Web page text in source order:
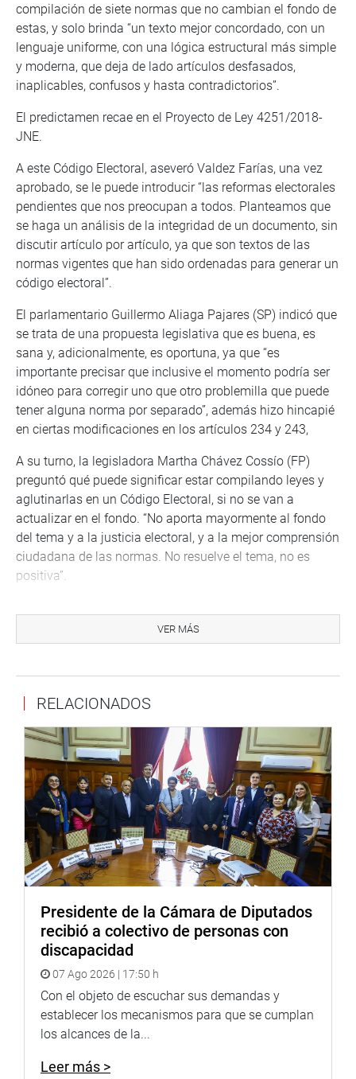
compilación de siete normas que no cambian el fondo de
estas, y solo brinda “un texto mejor concordado, con un
lenguaje uniforme, con una lógica estructural más simple
y moderna, que deja de lado artículos desfasados,
inaplicables, confusos y hasta contradictorios”.
El predictamen recae en el Proyecto de Ley 4251/2018-
JNE.
A este Código Electoral, aseveró Valdez Farías, una vez
aprobado, se le puede introducir “las reformas electorales
pendientes que nos preocupan a todos. Planteamos que
se haga un análisis de la integridad de un documento, sin
discutir artículo por artículo, ya que son textos de las
normas vigentes que han sido ordenadas para generar un
código electoral”.
El parlamentario Guillermo Aliaga Pajares (SP) indicó que
se trata de una propuesta legislativa que es buena, es
sana y, adicionalmente, es oportuna, ya que “es
importante precisar que inclusive el momento podría ser
idóneo para corregir uno que otro problemilla que puede
tener alguna norma por separado”, además hizo hincapié
en ciertas modificaciones en los artículos 234 y 243,
A su turno, la legisladora Martha Chávez Cossío (FP)
preguntó qué puede significar estar compilando leyes y
aglutinarlas en un Código Electoral, si no se van a
actualizar en el fondo. “No aporta mayormente al fondo
del tema y a la justicia electoral, y a la mejor comprensión
ciudadana de las normas. No resuelve el tema, no es
positiva”.
propuesta de la presidencia de que el texto sustitutorio se
entregará mañana por la mañana y se citaría a los
no participaría.
A su vez, el congresista Isaías Pineda Santos (Frepap)
estuvo de acuerdo en que esta iniciativa va a facilitar una
interpretación y la aplicación homogénea de la ley,
además de “descentralizar una justicia electoral sobre la
base de jurados que actúen de manera permanente”,
también propuso algunos cambios en el artículo 64 ,126 y
106.
Por su parte, Alcides Rayme Marín (Frepap) propuso a la
6541/2020, de su autoría, Ley que establece el
procedimiento de participación electoral con la
autorización de fiscalización levantamiento del secreto
bancario para las organizaciones políticas y candidatos a
cargos de elección popular.
A su vez, el parlamentario Gino Costa Santolalla (PM)
detuviera este debate, dado que quería aprobarse en
VER MÁS
RELACIONADOS
Presidente de la Cámara de Diputados
recibió a colectivo de personas con
discapacidad
07 Ago 2026 | 17:50 h
Con el objeto de escuchar sus demandas y
establecer los mecanismos para que se cumplan
los alcances de la...
Leer más >